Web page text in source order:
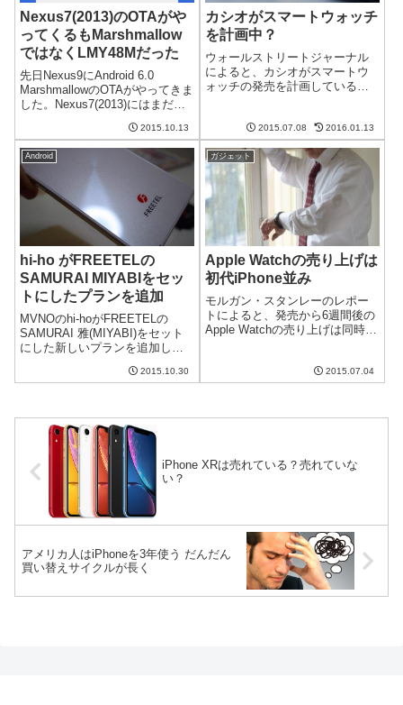
Nexus7(2013)のOTAがや
ってくるもMarshmallow
ではなくLMY48Mだった
先日Nexus9にAndroid 6.0
MarshmallowのOTAがやってきま
した。Nexus7(2013)にはまだ来
やくOTAが！ようやくやってき
たか！Nexus7(2013)へのOTAが
やって来る今朝N...
2015.10.13
カシオがスマートウォッチ
を計画中？
ウォールストリートジャーナル
によると、カシオがスマートウ
ォッチの発売を計画していると
メーカーが作るスマートウォッ
チ、期待できますね。追記:つい
に発表されました時計メーカー
らしい"リス...
2015.07.08 2016.01.13
Android
hi-ho がFREETELの
SAMURAI MIYABIをセッ
トにしたプランを追加
MVNOのhi-hoがFREETELの
SAMURAI 雅(MIYABI)をセット
にした新しいプランを追加した
MVNOサービスを展開している
れていくとい...
2015.10.30
ガジェット
Apple Watchの売り上げは
初代iPhone並み
モルガン・スタンレーのレポー
トによると、発売から6週間後の
Apple Watchの売り上げは同時期
いとみるか、これからさらに普
及するのかどうか、注目です。
2015.07.04
iPhone XRは売れている？売れていな
い？
アメリカ人はiPhoneを3年使う だんだん
買い替えサイクルが長く